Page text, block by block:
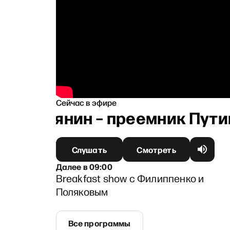
Сейчас в эфире
– преемник
Слушать
Смотреть
Далеев09:00
Breakfast show c Филиппенко и
Поляковым
Все программы